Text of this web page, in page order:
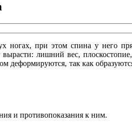
при этом спина у него
лишний вес,
деформируются, так как
и противопоказания к ним.